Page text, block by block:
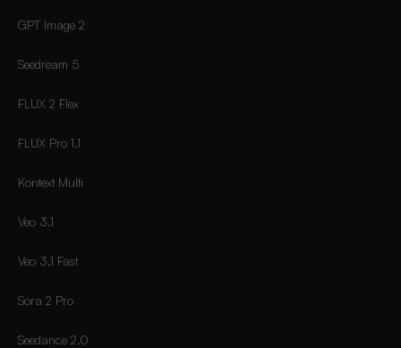
GPT Image 2
Seedream 5
FLUX 2 Flex
FLUX Pro 1.1
Kontext Multi
Veo 3.1
Veo 3.1 Fast
Sora 2 Pro
Seedance 2.0